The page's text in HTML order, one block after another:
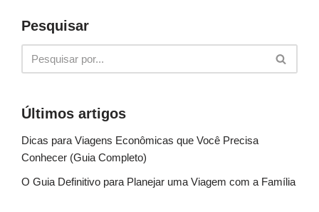
Pesquisar
Últimos artigos
Dicas para Viagens Econômicas que Você Precisa
Conhecer (Guia Completo)
O Guia Definitivo para Planejar uma Viagem com a Família